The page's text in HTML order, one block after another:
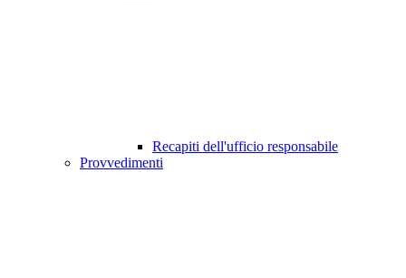
Recapiti dell'ufficio responsabile
Provvedimenti